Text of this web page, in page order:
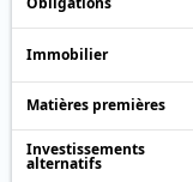
Immobilier
Matières premières
Investissements
alternatifs